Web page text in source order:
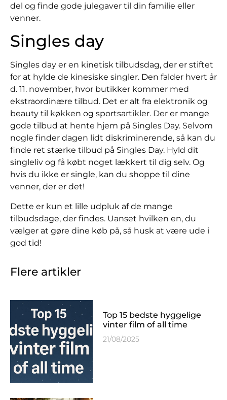
del og finde gode julegaver til din familie eller
venner.
Singles day
Singles day er en kinetisk tilbudsdag, der er stiftet
for at hylde de kinesiske singler. Den falder hvert år
d. 11. november, hvor butikker kommer med
ekstraordinære tilbud. Det er alt fra elektronik og
beauty til køkken og sportsartikler. Der er mange
gode tilbud at hente hjem på Singles Day. Selvom
nogle finder dagen lidt diskriminerende, så kan du
finde ret stærke tilbud på Singles Day. Hyld dit
singleliv og få købt noget lækkert til dig selv. Og
hvis du ikke er single, kan du shoppe til dine
venner, der er det!
Dette er kun et lille udpluk af de mange
tilbudsdage, der findes. Uanset hvilken en, du
vælger at gøre dine køb på, så husk at være ude i
god tid!
Flere artikler
Top 15 bedste hyggelige
vinter film of all time
21/08/2025